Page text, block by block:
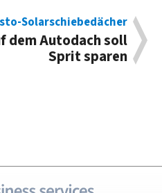
Solarschiebedächer
dem Autodach soll
Sprit sparen